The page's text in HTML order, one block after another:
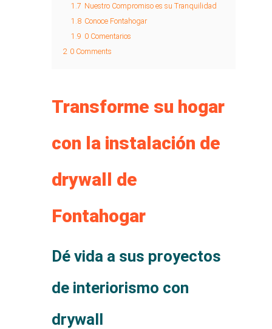
1.7 Nuestro Compromiso es su Tranquilidad
1.8 Conoce Fontahogar
1.9 0 Comentarios
2 0 Comments
Transforme su hogar
con la instalación de
drywall de
Fontahogar
Dé vida a sus proyectos
de interiorismo con
drywall